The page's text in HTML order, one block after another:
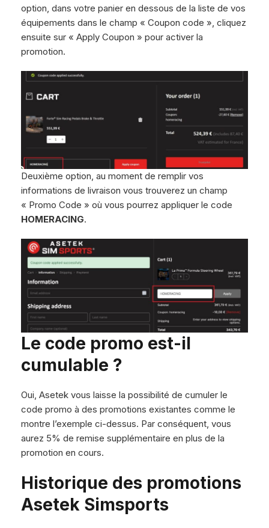
option, dans votre panier en dessous de la liste de vos
équipements dans le champ « Coupon code », cliquez
ensuite sur « Apply Coupon » pour activer la
promotion.
Deuxième option, au moment de remplir vos
informations de livraison vous trouverez un champ
« Promo Code » où vous pourrez appliquer le code
HOMERACING.
Le code promo est-il
cumulable ?
Oui, Asetek vous laisse la possibilité de cumuler le
code promo à des promotions existantes comme le
montre l’exemple ci-dessus. Par conséquent, vous
aurez 5% de remise supplémentaire en plus de la
promotion en cours.
Historique des promotions
Asetek Simsports